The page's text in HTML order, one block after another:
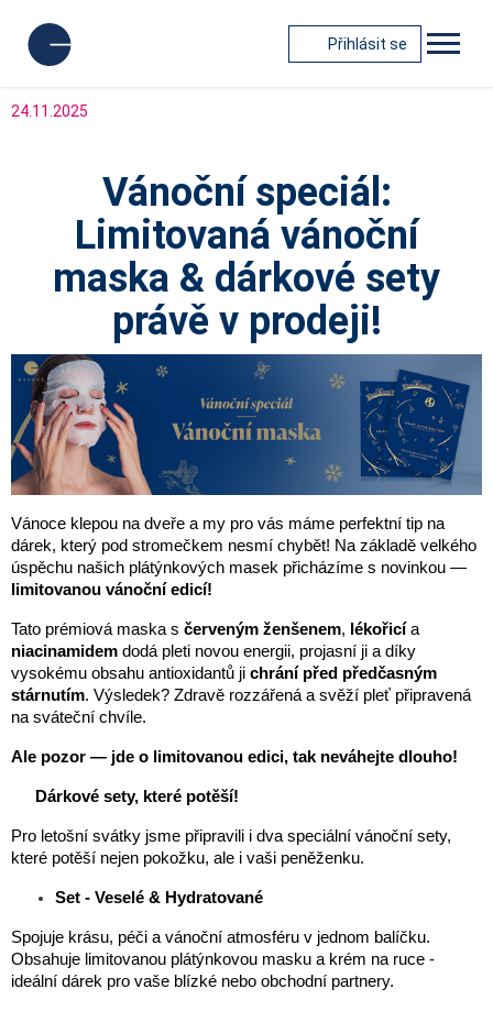
Přihlásit se
24.11.2025
Vánoční speciál:
Limitovaná vánoční
maska & dárkové sety
právě v prodeji!
Vánoce klepou na dveře a my pro vás máme perfektní tip na
dárek, který pod stromečkem nesmí chybět! Na základě velkého
limitovanou vánoční edicí!
Tato prémiová maska s červeným ženšenem, lékořicí
niacinamidem dodá pleti novou energii, projasní ji a díky
vysokému obsahu antioxidantů ji chrání před předčasným
stárnutím. Výsledek? Zdravě rozzářená a svěží pleť připravená
na sváteční chvíle.
Ale pozor — jde o limitovanou edici, tak neváhejte dlouho!
Dárkové sety, které potěší!
Pro letošní svátky jsme připravili i dva speciální vánoční sety,
které potěší nejen pokožku, ale i vaši peněženku.
Set - Veselé & Hydratované
Spojuje krásu, péči a vánoční atmosféru v jednom balíčku.
Obsahuje limitovanou plátýnkovou masku a krém na ruce -
ideální dárek pro vaše blízké nebo obchodní partnery.